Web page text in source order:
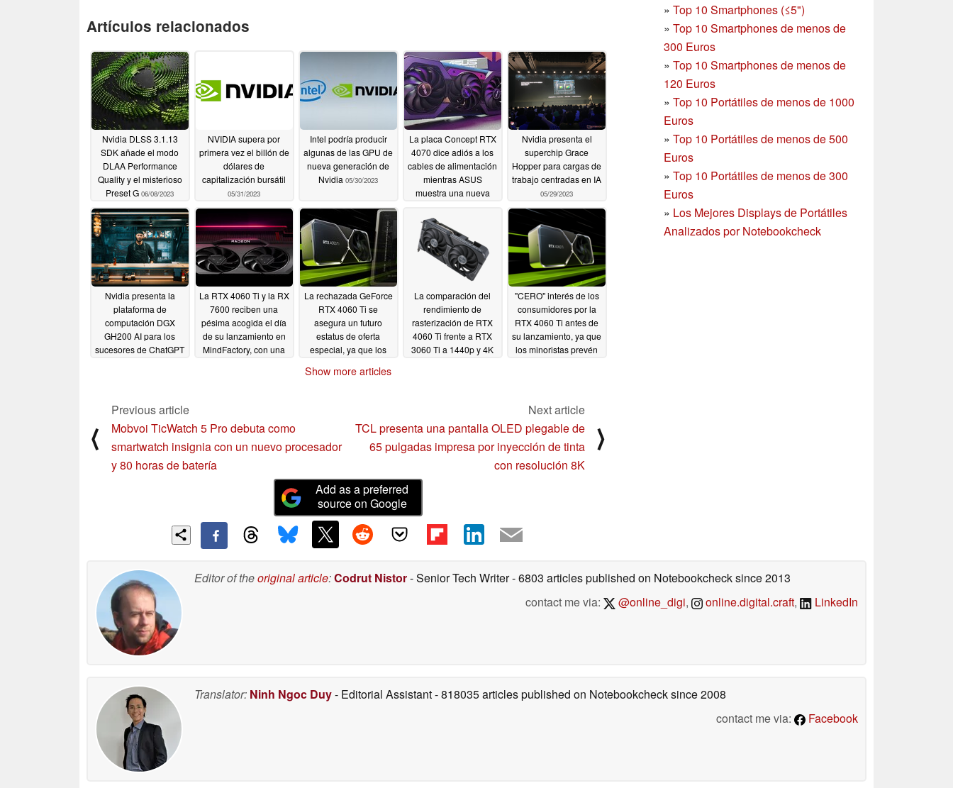
» Top 10 Smartphones (≤5")
» Top 10 Smartphones de menos de
300 Euros
» Top 10 Smartphonesde menos de
120 Euros
» Top 10 Portátiles de menos de 1000
Euros
» Top 10 Portátiles de menos de 500
Euros
» Top 10 Portátiles de menos de 300
Euros
» Los Mejores Displays de Portátiles
Analizados por Notebookcheck
Artículos relacionados
Nvidia DLSS 3.1.13
SDK añade el modo
DLAA Performance
Quality y el misterioso
Preset G 06/08/2023
NVIDIA supera por
primera vez el billón de
dólares de
capitalización bursátil
05/31/2023
Intel podría producir
algunas de las GPU de
nueva generación de
Nvidia 05/30/2023
La placa Concept RTX
4070 dice adiós a los
cables de alimentación
mientras ASUS
muestra una nueva
05/29/2023
Nvidia presenta el
superchip Grace
Hopper para cargas de
trabajo centradas en IA
05/29/2023
Nvidia presenta la
plataforma de
computación DGX
GH200 AI para los
sucesores de ChatGPT
La RTX 4060 Ti y la RX
7600 reciben una
pésima acogida el día
de su lanzamiento en
MindFactory, con una
La rechazada GeForce
RTX 4060 Ti se
asegura un futuro
estatus de oferta
especial, ya que los
conformarse con unos
La comparación del
rendimiento de
rasterización de RTX
4060 Ti frente a RTX
3060 Ti a 1440p y 4K
"CERO" interés de los
consumidores por la
RTX 4060 Ti antes de
su lanzamiento, ya que
los minoristas prevén
Show more articles
⟨
Previous article
Mobvoi TicWatch 5 Pro debuta como
smartwatch insignia con un nuevo procesador
y 80 horas de batería
Next article
TCL presenta una pantalla OLED plegable de
65 pulgadas impresa por inyección de tinta
con resolución 8K
⟩
Add as a preferred
source on Google
Editor of theoriginal article:Codrut Nistor- Senior Tech Writer- 6803 articles published on Notebookchecksince 2013
contact me via:
@online_digi, online.digital.craft, LinkedIn
Translator: Ninh Ngoc Duy- Editorial Assistant- 818035 articles published on Notebookchecksince 2008
contact me via:
Facebook